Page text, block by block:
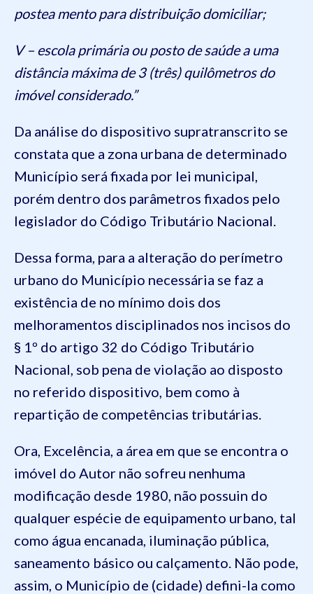
postea mento para distribuição domiciliar;
V – escola primária ou posto de saúde a uma
distância máxima de 3 (três) quilômetros do
imóvel considerado.”
Da análise do dispositivo supratranscrito se
constata que a zona urbana de determinado
Município será fixada por lei municipal,
porém dentro dos parâmetros fixados pelo
legislador do Código Tributário Nacional.
Dessa forma, para a alteração do perímetro
urbano do Município necessária se faz a
existência de no mínimo dois dos
melhoramentos disciplinados nos incisos do
§ 1º do artigo 32 do Código Tributário
Nacional, sob pena de violação ao disposto
no referido dispositivo, bem como à
repartição de competências tributárias.
Ora, Excelência, a área em que se encontra o
imóvel do Autor não sofreu nenhuma
modificação desde 1980, não possuin do
qualquer espécie de equipamento urbano, tal
como água encanada, iluminação pública,
saneamento básico ou calçamento. Não pode,
assim, o Município de (cidade) defini-la como